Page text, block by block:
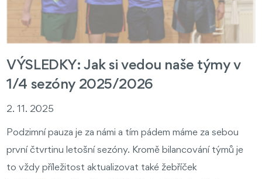
VÝSLEDKY: Jak si vedou naše týmy v
1/4 sezóny 2025/2026
2. 11. 2025
Podzimní pauza je za námi a tím pádem máme za sebou
první čtvrtinu letošní sezóny. Kromě bilancování týmů je
to vždy příležitost aktualizovat také žebříček